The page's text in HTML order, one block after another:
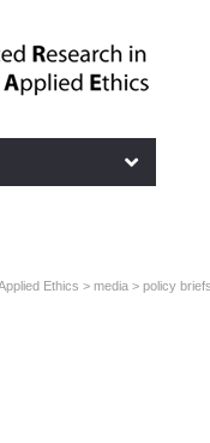
Ethics > media > policy